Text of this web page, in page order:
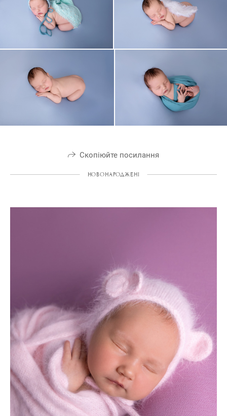
Скопіюйте посилання
НОВОНАРОДЖЕНІ